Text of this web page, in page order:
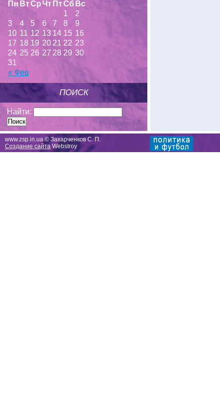
Пн ВтСрЧт ПтСб Вс
« Фев
1
2
3
4 5 6 7 8
9
10 11 12 13 14 15 16
17 18 19 20 21 22 23
24 25 26 27 28 29 30
31
ПОИСК
Найти:
www.zsp.in.ua © Захарченков С. П.
Создание сайта Webstroy